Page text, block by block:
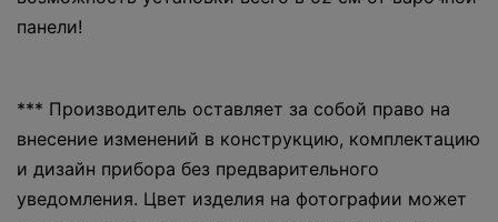
панели!
*** Производитель оставляет за собой право на
внесение изменений в конструкцию, комплектацию
и дизайн прибора без предварительного
уведомления. Цвет изделия на фотографии может